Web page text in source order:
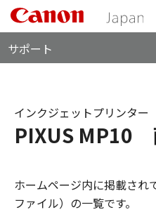
サポート
PIXUS MP10
インクジェットプリンター
ホームページ内に掲載され
ファイル）の一覧です。